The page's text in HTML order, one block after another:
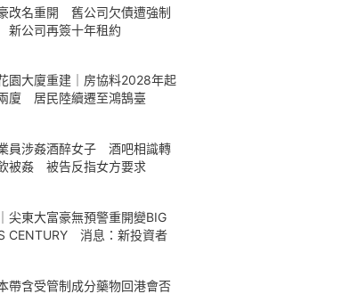
改名重開 舊公司欠債遭強制
公司再簽十年租約
園大廈重建｜房協料2028年起
廈 居民陸續遷至鴻鵠臺
員涉姦酒醉女子 酒吧相識轉
被姦 被告反指女方要求
尖東大富豪無預警重開變BIG
CENTURY 消息：新投資者
帶含受管制成分藥物回港會否